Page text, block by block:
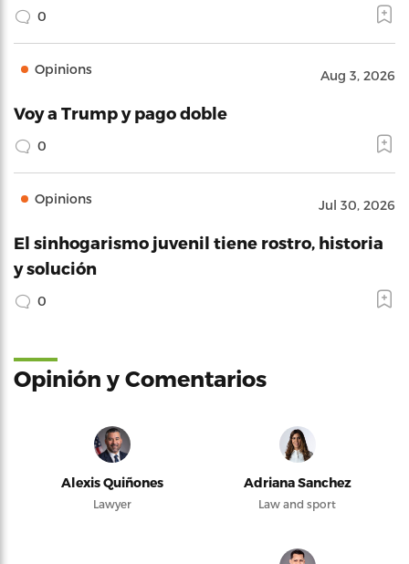
0
Opinions Aug 3, 2026
Voy a Trump y pago doble
0
Opinions Jul 30, 2026
El sinhogarismo juvenil tiene rostro, historia
y solución
0
Opinión y Comentarios
Alexis Quiñones
Lawyer
Adriana Sanchez
Law and sport